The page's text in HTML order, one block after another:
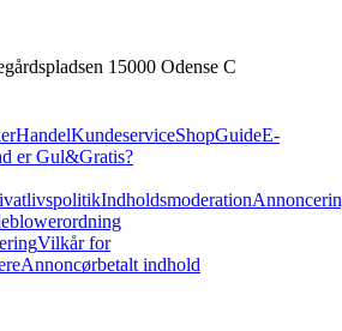
1 5000 Odense C
KundeserviceShopGuideE-
er Gul&Gratis?
Indholdsmoderation
Vilkår for
Annoncørbetalt indhold